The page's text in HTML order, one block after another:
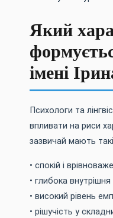
Який
імені
Психологи та
впливати на риси
зазвичай мають
• спокій і
• глибока внутрішня
• високий рівень
• рішучість у